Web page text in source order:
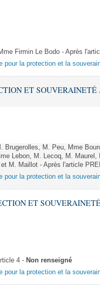
Firmin Le Bodo - Après
pour la protection et la
ET SOUVERAINETÉ
Brugerolles, M. Peu, Mme
Lebon, M. Lecoq, M.
M. Maillot - Après l'article
pour la protection et la
ET
4 - Non renseigné
pour la protection et la